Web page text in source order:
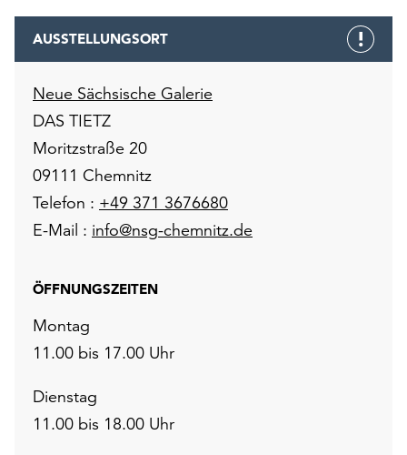
AUSSTELLUNGSORT
Neue Sächsische Galerie
DAS TIETZ
Moritzstraße 20
09111 Chemnitz
Telefon : +49 371 3676680
E-Mail : info@nsg-chemnitz.de
ÖFFNUNGSZEITEN
Montag
11.00 bis 17.00 Uhr
Dienstag
11.00 bis 18.00 Uhr